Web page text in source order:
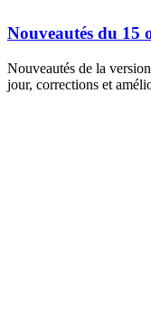
Nouveautés du 15
Nouveautés de la
jour, corrections et